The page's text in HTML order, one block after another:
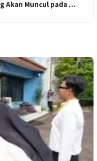
Akan Muncul pada …